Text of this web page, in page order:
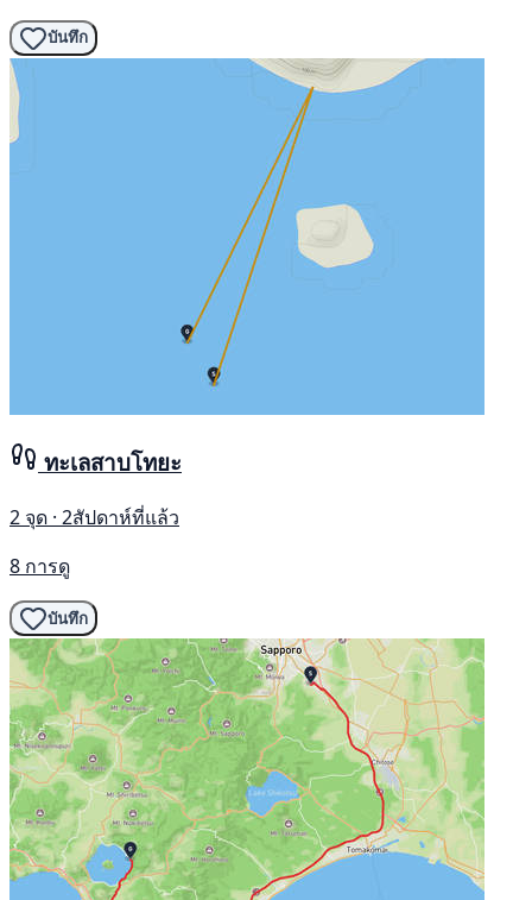
บันทึก
ทะเลสาบโทยะ
2 จุด · 2สัปดาห์ที่แล้ว
8 การดู
บันทึก